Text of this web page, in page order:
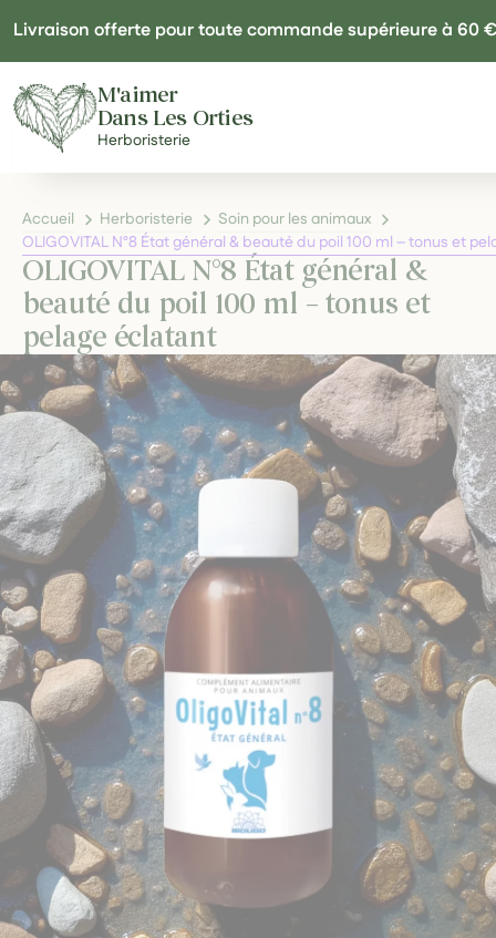
Livraison offerte pour toute commande supérieure à 60 €
M'aimer
Dans Les Orties
Herboristerie
Accueil Herboristerie
Soin pour les animaux
OLIGOVITAL N°8 État général & beauté du poil 100 ml – tonus et
OLIGOVITAL N°8 État général &
beauté du poil 100 ml – tonus et
pelage éclatant